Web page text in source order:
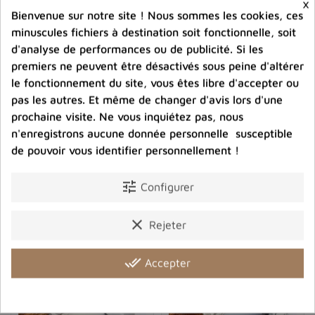
bénéfiques en lithothérapie, tant sur le plan physique
que mental et émotionnel. Voici quelques-unes des
principales vertus attribuées à cette pierre :
Soutien spirituel :la merlinite est réputée pour
faciliter la connexion avec le monde spirituel et
renforcer les capacités de médiumnité et d'intuition.
Équilibre énergétique :elle aide à rétablir et
maintenir un bon équilibre entre les énergies yin
l'harmonie et la paix intérieure.
subconscient, la merlinite nous pousse à prendre
dépasser nos peurs pour avancer vers une meilleure
connaissance de soi.
une communication plus fluide et empathique avec
Grand Pendentif Merlinite
6,6 cm argent 925
favorite_border
Pendentif Merlinite forme
moderne
Bienvenue sur notre site ! Nous sommes les cookies, ces
minuscules fichiers à destination soit fonctionnelle, soit
d'analyse de performances ou de publicité. Si les
premiers ne peuvent être désactivés sous peine d'altérer
le fonctionnement du site, vous êtes libre d'accepter ou
pas les autres. Et même de changer d'avis lors d'une
prochaine visite. Ne vous inquiétez pas, nous
n'enregistrons aucune donnée personnelle susceptible
de pouvoir vous identifier personnellement !
tune Configurer
clear Rejeter
done_all Accepter